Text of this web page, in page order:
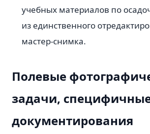
учебных материалов по
из единственного
мастер-снимка.
Полевые
задачи,
документирования